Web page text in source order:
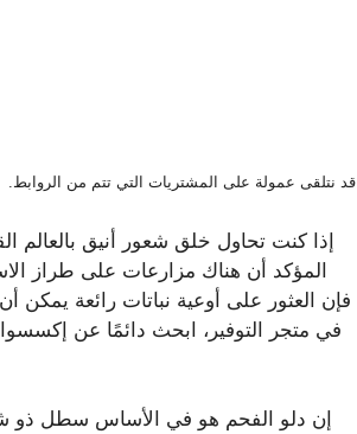
قد نتلقى عمولة على المشتريات التي تتم من الروابط.
إذا كنت تحاول خلق شعور أنيق بالعالم
المؤكد أن هناك مزارعات على طراز
فإن العثور على أوعية نباتات رائعة يمكن
في متجر التوفير، ابحث دائمًا عن
إن دلو الفحم هو في الأساس سطل ذو